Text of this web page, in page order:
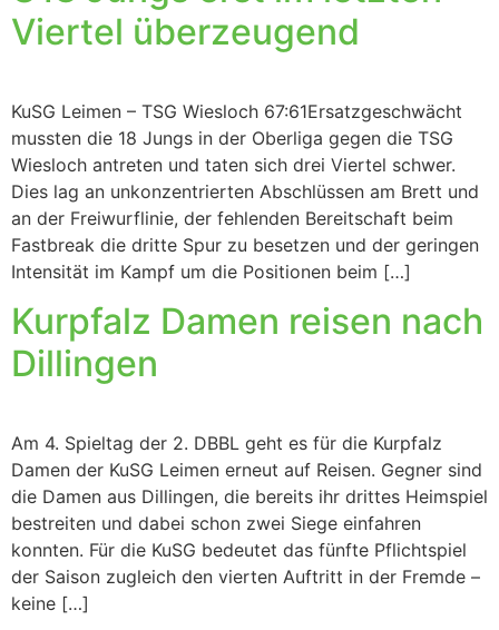
Viertel überzeugend
KuSG Leimen – TSG Wiesloch 67:61Ersatzgeschwächt
mussten die 18 Jungs in der Oberliga gegen die TSG
Wiesloch antreten und taten sich drei Viertel schwer.
Dies lag an unkonzentrierten Abschlüssen am Brett und
an der Freiwurflinie, der fehlenden Bereitschaft beim
Fastbreak die dritte Spur zu besetzen und der geringen
Intensität im Kampf um die Positionen beim […]
Kurpfalz Damen reisen nach
Dillingen
Am 4. Spieltag der 2. DBBL geht es für die Kurpfalz
Damen der KuSG Leimen erneut auf Reisen. Gegner sind
die Damen aus Dillingen, die bereits ihr drittes Heimspiel
bestreiten und dabei schon zwei Siege einfahren
konnten. Für die KuSG bedeutet das fünfte Pflichtspiel
der Saison zugleich den vierten Auftritt in der Fremde –
keine […]